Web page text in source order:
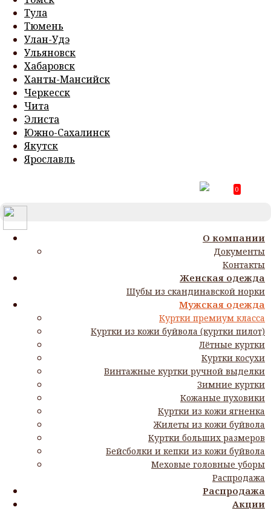
Тула
Тюмень
Улан-Удэ
Ульяновск
Хабаровск
Ханты-Мансийск
Черкесск
Чита
Элиста
Южно-Сахалинск
Якутск
Ярославль
0
О компании
Документы
Контакты
Женская одежда
Шубы из скандинавской норки
Мужская одежда
Куртки премиум класса
Куртки из кожи буйвола (куртки пилот)
Лётные куртки
Куртки косухи
Винтажные куртки ручной выделки
Зимние куртки
Кожаные пуховики
Куртки из кожи ягненка
Жилеты из кожи буйвола
Куртки больших размеров
Бейсболки и кепки из кожи буйвола
Меховые головные уборы
Распродажа
Распродажа
Акции
Куртка кожаная мужская Coach Winner black
Куртка кожаная мужская Coach
Winner black в Благовещенске
Производитель: Cannonball 55;
Материал: 100% натуральная кожа;
Цвет: черный;
Размер: 44-66;
Длина по спине: 66 см;
Застежка: кнопки;
Подкладка: хлопок;
Аксессуары: карманы, эмблемы, манжеты и пояс:
текстильные;
Способ оплаты: после примерки товара;